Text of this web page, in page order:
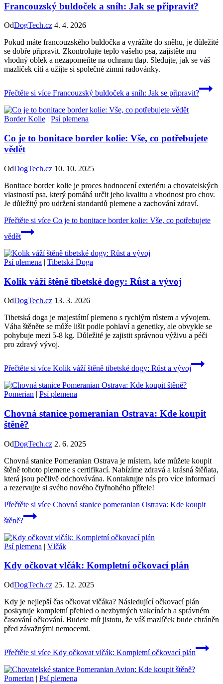
Francouzský buldoček a sníh: Jak se připravit?
OdDogTech.cz 4. 4. 2026
Pokud máte francouzského buldočka a vyrážíte do sněhu, je důležité
se dobře připravit. Zkontrolujte teplo vašeho psa, zajistěte mu
vhodný oblek a nezapomeňte na ochranu tlap. Sledujte, jak se váš
mazlíček cítí a užijte si společné zimní radovánky.
Přečtěte si více Francouzský buldoček a sníh: Jak se připravit?
Border Kolie | Psí plemena
Co je to bonitace border kolie: Vše, co potřebujete
vědět
OdDogTech.cz 10. 10. 2025
Bonitace border kolie je proces hodnocení exteriéru a chovatelských
vlastností psa, který pomáhá určit jeho kvalitu a vhodnost pro chov.
Je důležitý pro udržení standardů plemene a zachování zdraví.
Přečtěte si více Co je to bonitace border kolie: Vše, co potřebujete
vědět
Psí plemena | Tibetská Doga
Kolik váží štěně tibetské dogy: Růst a vývoj
OdDogTech.cz 13. 3. 2026
Tibetská doga je majestátní plemeno s rychlým růstem a vývojem.
Váha štěněte se může lišit podle pohlaví a genetiky, ale obvykle se
pohybuje mezi 5-8 kg. Důležité je zajistit správnou výživu a péči
pro zdravý vývoj.
Přečtěte si více Kolik váží štěně tibetské dogy: Růst a vývoj
Pomerian | Psí plemena
Chovná stanice pomeranian Ostrava: Kde koupit
štěně?
OdDogTech.cz 2. 6. 2025
Chovná stanice Pomeranian Ostrava je místem, kde můžete koupit
štěně tohoto plemene s certifikací. Nabízíme zdravá a krásná štěňata,
která jsou pečlivě odchovávána. Kontaktujte nás pro více informací
a rezervujte si svého nového čtyřnohého přítele!
Přečtěte si více Chovná stanice pomeranian Ostrava: Kde koupit
štěně?
Psí plemena | Vlčák
Kdy očkovat vlčák: Kompletní očkovací plán
OdDogTech.cz 25. 12. 2025
Kdy je nejlepší čas očkovat vlčáka? Následující očkovací plán
poskytuje kompletní přehled o nezbytných vakcínách a správném
časování očkování. Budete mít jistotu, že váš mazlíček bude chráněn
před závažnými nemocemi.
Přečtěte si více Kdy očkovat vlčák: Kompletní očkovací plán
Pomerian | Psí plemena